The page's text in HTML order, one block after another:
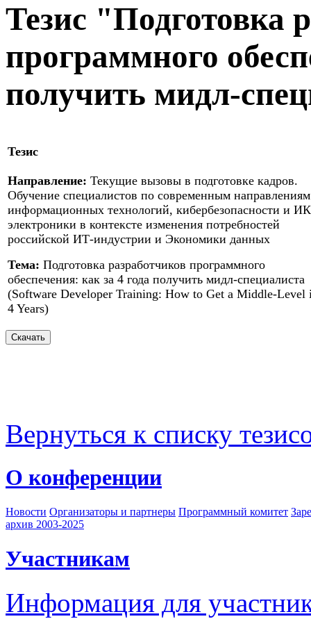
Тезис "Подготовка
программного
получить мидл-
Тезис
Направление: Текущие вызовы в подготовке кадров.
Обучение специалистов по современным направлениям
информационных технологий, кибербезопасности и
электроники в контексте изменения потребностей
российской ИТ-индустрии и Экономики данных
Тема: Подготовка разработчиков программного
обеспечения: как за 4 года получить мидл-специалиста
(Software Developer Training: How to Get a Middle-Level
4 Years)
Вернуться к списку
О конференции
Новости Организаторы и партнеры Программный комитет
архив 2003-2025
Участникам
Информация для